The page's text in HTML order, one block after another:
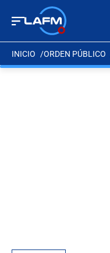
INICIO ORDEN PÚBLICO